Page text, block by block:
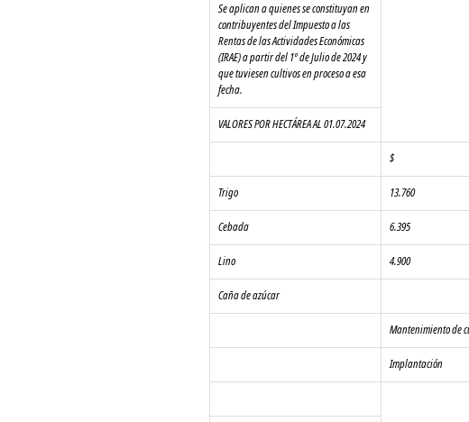
Se aplican a quienes se constituyan en
contribuyentes del Impuesto a las
Rentas de las Actividades Económicas
(IRAE) a partir del 1º de Julio de 2024 y
que tuviesen cultivos en proceso a esa
fecha.
VALORES POR HECTÁREA AL 01.07.2024
$
Trigo 13.760
Cebada 6.395
Lino 4.900
Caña de azúcar
Mantenimiento de
Implantación